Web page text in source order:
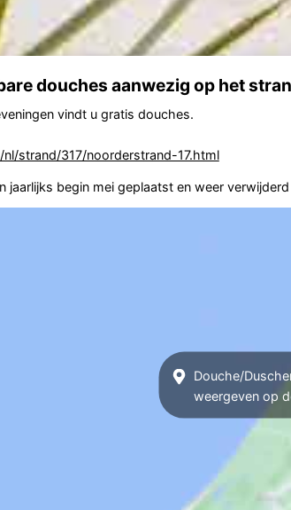
douches aanwezig op het
vindt u gratis douches.
strand/317/noorderstrand-17.html
jaarlijks begin mei geplaatst en weer
Douche/
weergeven op